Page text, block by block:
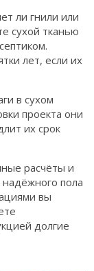
ли гнили или
сухой тканью
лет, если их
в сухом
проекта они
их срок
расчёты и
пола
вы
долгие